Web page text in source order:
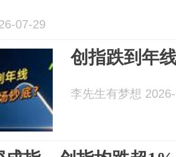
07-29
创指跌到年
李先生有梦想